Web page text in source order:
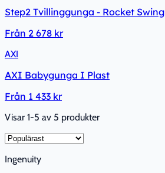
Step2 Tvillinggunga - Rocket Swing
Från 2 678 kr
AXI
AXI Babygunga I Plast
Från 1 433 kr
Visar 1-5 av 5 produkter
Ingenuity